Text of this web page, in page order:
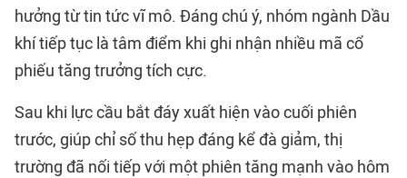
hưởng từ tin tức vĩ mô. Đáng chú ý, nhóm ngành Dầu
khí tiếp tục là tâm điểm khi ghi nhận nhiều mã cổ
phiếu tăng trưởng tích cực.
Sau khi lực cầu bắt đáy xuất hiện vào cuối phiên
trước, giúp chỉ số thu hẹp đáng kể đà giảm, thị
trường đã nối tiếp với một phiên tăng mạnh vào hôm